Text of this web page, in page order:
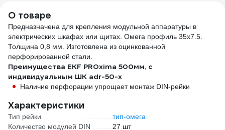
О товаре
Предназначена для крепления модульной аппаратуры в
электрических шкафах или щитах. Омега профиль 35х7.5.
Толщина 0,8 мм. Изготовлена из оцинкованной
перфорированной стали.
Преимущества EKF PROxima 500мм, с
индивидуальным ШК adr-50-x
Наличие перфорации упрощает монтаж DIN-рейки
Характеристики
Тип рейки
тип-омега
Количество модулей DIN
27 шт